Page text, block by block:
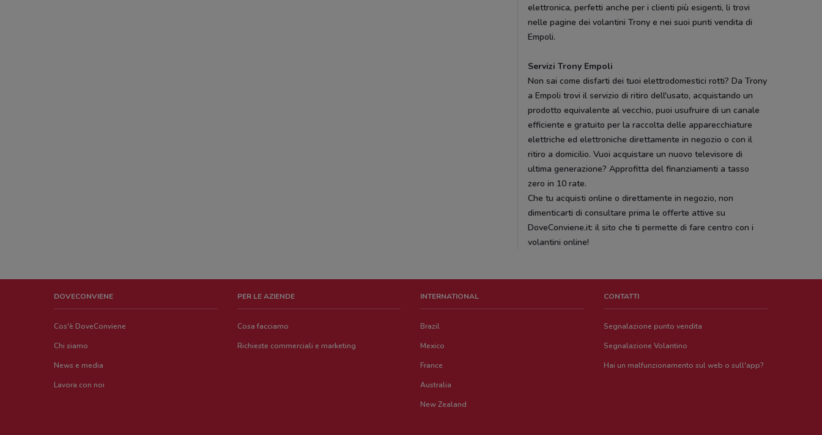
elettronica, perfetti anche per i clienti più esigenti, li trovi
nelle pagine dei volantini Trony e nei suoi punti vendita di
Empoli.
Servizi Trony Empoli
Non sai come disfarti dei tuoi elettrodomestici rotti? Da Trony
a Empoli trovi il servizio di ritiro dell'usato, acquistando un
prodotto equivalente al vecchio, puoi usufruire di un canale
efficiente e gratuito per la raccolta delle apparecchiature
elettriche ed elettroniche direttamente in negozio o con il
ritiro a domicilio. Vuoi acquistare un nuovo televisore di
ultima generazione? Approfitta del finanziamenti a tasso
zero in 10 rate.
Che tu acquisti online o direttamente in negozio, non
dimenticarti di consultare prima le offerte attive su
DoveConviene.it: il sito che ti permette di fare centro con i
volantini online!
DOVECONVIENE
Cos'è DoveConviene
Chi siamo
News e media
Lavora con noi
PER LE AZIENDE
Cosa facciamo
Richieste commerciali e marketing
INTERNATIONAL
Brazil
Mexico
France
Australia
New Zealand
CONTATTI
Segnalazione punto vendita
Segnalazione Volantino
Hai un malfunzionamento sul web o sull'app?